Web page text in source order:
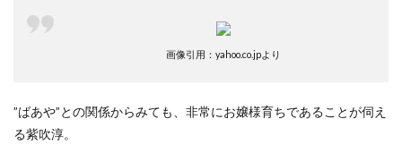
画像引用：yahoo.co.jpより
”ばあや”との関係からみても、非常にお嬢様育ちであることが伺え
る紫吹淳。